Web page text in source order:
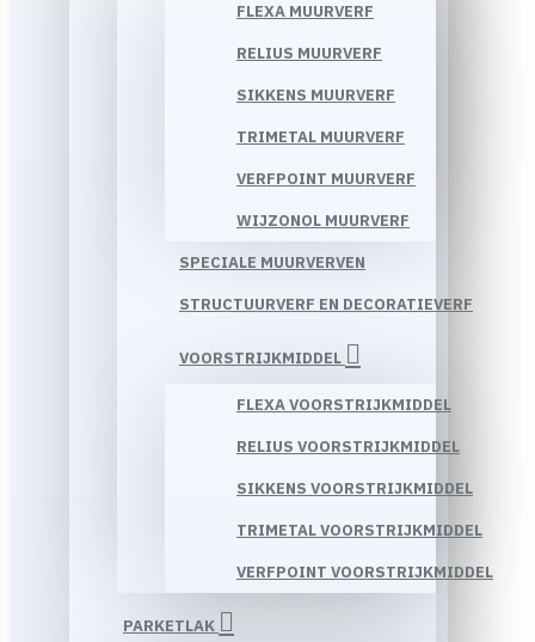
FLEXA MUURVERF
RELIUS MUURVERF
SIKKENS MUURVERF
TRIMETAL MUURVERF
VERFPOINT MUURVERF
WIJZONOL MUURVERF
SPECIALE MUURVERVEN
STRUCTUURVERF EN DECORATIEVERF
VOORSTRIJKMIDDEL
FLEXA VOORSTRIJKMIDDEL
RELIUS VOORSTRIJKMIDDEL
SIKKENS VOORSTRIJKMIDDEL
TRIMETAL VOORSTRIJKMIDDEL
VERFPOINT VOORSTRIJKMIDDEL
PARKETLAK